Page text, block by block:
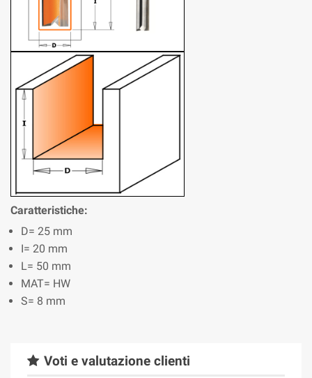
Caratteristiche:
D= 25 mm
I= 20 mm
L= 50 mm
MAT= HW
S= 8 mm
Voti e valutazione clienti